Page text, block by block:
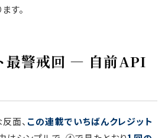
す。
最警戒回 ― 自前API
面、 この連載でいちばんクレジット